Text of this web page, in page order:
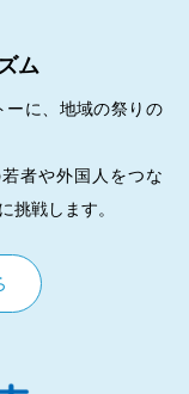
ム
ーに、地域の祭りの
者や外国人をつな
挑戦します。